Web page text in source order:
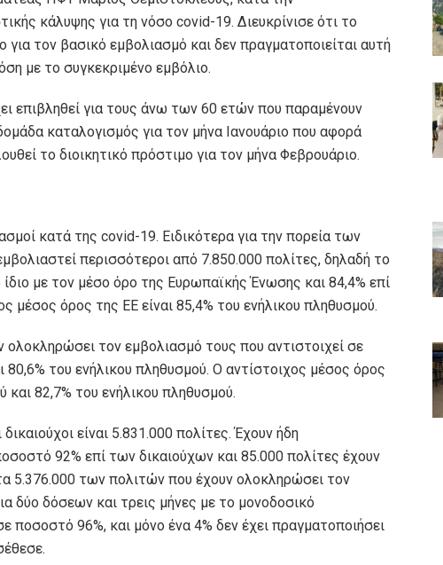
κάλυψης για τη νόσο covid-19. Διευκρίνισε ότι το
για τον βασικό εμβολιασμό και δεν πραγματοποιείται αυτή
με το συγκεκριμένο εμβόλιο.
επιβληθεί για τους άνω των 60 ετών που παραμένουν
καταλογισμός για τον μήνα Ιανουάριο που αφορά
το διοικητικό πρόστιμο για τον μήνα Φεβρουάριο.
κατά της covid-19. Ειδικότερα για την πορεία των
περισσότεροι από 7.850.000 πολίτες, δηλαδή το
με τον μέσο όρο της Ευρωπαϊκής Ένωσης και 84,4% επί
μέσος όρος της ΕΕ είναι 85,4% του ενήλικου πληθυσμού.
τον εμβολιασμό τους που αντιστοιχεί σε
του ενήλικου πληθυσμού. Ο αντίστοιχος μέσος όρος
και 82,7% του ενήλικου πληθυσμού.
είναι 5.831.000 πολίτες. Έχουν ήδη
92% επί των δικαιούχων και 85.000 πολίτες έχουν
5.376.000 των πολιτών που έχουν ολοκληρώσει τον
δύο δόσεων και τρεις μήνες με το μονοδοσικό
ποσοστό 96%, και μόνο ένα 4% δεν έχει πραγματοποιήσει